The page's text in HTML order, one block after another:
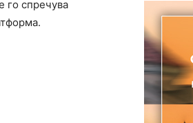
го спречува